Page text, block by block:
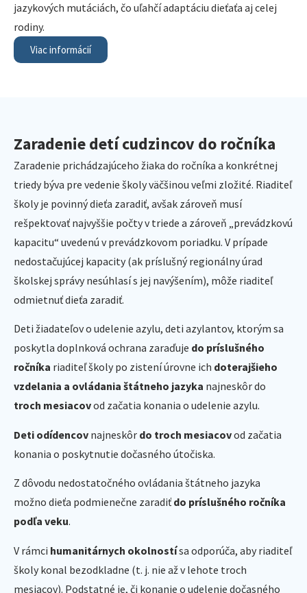
jazykových mutáciách, čo uľahčí adaptáciu dieťaťa aj celej
rodiny.
Viac informácií
Zaradenie detí cudzincov do ročníka
Zaradenie prichádzajúceho žiaka do ročníka a konkrétnej
triedy býva pre vedenie školy väčšinou veľmi zložité. Riaditeľ
školy je povinný dieťa zaradiť, avšak zároveň musí
rešpektovať najvyššie počty v triede a zároveň „prevádzkovú
kapacitu“ uvedenú v prevádzkovom poriadku. V prípade
nedostačujúcej kapacity (ak príslušný regionálny úrad
školskej správy nesúhlasí s jej navýšením), môže riaditeľ
odmietnuť dieťa zaradiť.
Deti žiadateľov o udelenie azylu, deti azylantov, ktorým sa
poskytla doplnková ochrana zaraďuje do príslušného
ročníka riaditeľ školy po zistení úrovne ich doterajšieho
vzdelania a ovládania štátneho jazyka najneskôr do
troch mesiacovod začatia konania o udelenie azylu.
Deti odídencov najneskôr do troch mesiacovod začatia
konania o poskytnutie dočasného útočiska.
Z dôvodu nedostatočného ovládania štátneho jazyka
možno dieťa podmienečne zaradiť do príslušného ročníka
podľa veku.
V rámci humanitárnych okolnostísa odporúča, aby riaditeľ
školy konal bezodkladne (t. j. nie až v lehote troch
mesiacov). Podstatné je, či konanie o udelenie dočasného